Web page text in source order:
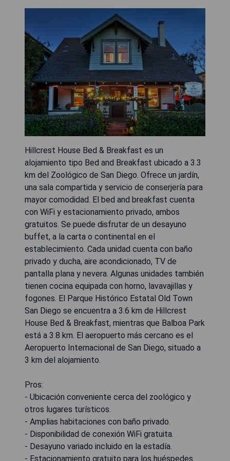
Hillcrest House Bed & Breakfast es un
alojamiento tipo Bed and Breakfast ubicado a 3.3
km del Zoológico de San Diego. Ofrece un jardín,
una sala compartida y servicio de conserjería para
mayor comodidad. El bed and breakfast cuenta
con WiFi y estacionamiento privado, ambos
gratuitos. Se puede disfrutar de un desayuno
buffet, a la carta o continental en el
establecimiento. Cada unidad cuenta con baño
privado y ducha, aire acondicionado, TV de
pantalla plana y nevera. Algunas unidades también
tienen cocina equipada con horno, lavavajillas y
fogones. El Parque Histórico Estatal Old Town
San Diego se encuentra a 3.6 km de Hillcrest
House Bed & Breakfast, mientras que Balboa Park
está a 3.8 km. El aeropuerto más cercano es el
Aeropuerto Internacional de San Diego, situado a
3 km del alojamiento.
Pros:
- Ubicación conveniente cerca del zoológico y
otros lugares turísticos.
- Amplias habitaciones con baño privado.
- Disponibilidad de conexión WiFi gratuita.
- Desayuno variado incluido en la estadía.
- Estacionamiento gratuito para los huéspedes.